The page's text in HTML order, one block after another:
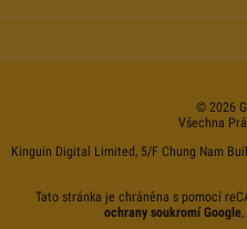
© 2026
Všechna
Kinguin Digital Limited, 5/F Chung Nam
Tato stránka je chráněna s pomocí
ochrany soukromí Google,